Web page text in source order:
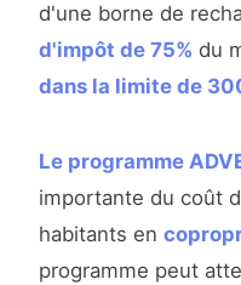
d'une borne de
d'impôt de 75% du
dans la limite de
Le programme
importante du coût
habitants en
programme peut